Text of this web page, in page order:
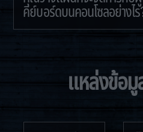
คีย์บอร์ดบนคอนโซลอย่างไ
แหล่งข้อ